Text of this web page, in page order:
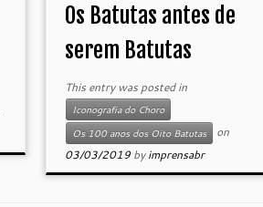
Os Batutas antes de
serem Batutas
This entry was posted in
Iconografia do Choro
Os 100 anos dos Oito Batutas
on
03/03/2019 byimprensabr